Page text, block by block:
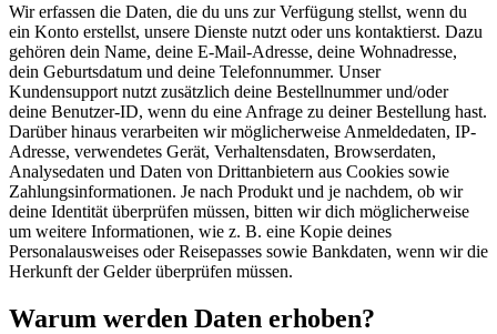
Wir erfassen die Daten, die du uns zur Verfügung stellst, wenn du
ein Konto erstellst, unsere Dienste nutzt oder uns kontaktierst. Dazu
gehören dein Name, deine E-Mail-Adresse, deine Wohnadresse,
dein Geburtsdatum und deine Telefonnummer. Unser
Kundensupport nutzt zusätzlich deine Bestellnummer und/oder
deine Benutzer-ID, wenn du eine Anfrage zu deiner Bestellung hast.
Darüber hinaus verarbeiten wir möglicherweise Anmeldedaten, IP-
Adresse, verwendetes Gerät, Verhaltensdaten, Browserdaten,
Analysedaten und Daten von Drittanbietern aus Cookies sowie
Zahlungsinformationen. Je nach Produkt und je nachdem, ob wir
deine Identität überprüfen müssen, bitten wir dich möglicherweise
um weitere Informationen, wie z. B. eine Kopie deines
Personalausweises oder Reisepasses sowie Bankdaten, wenn wir die
Herkunft der Gelder überprüfen müssen.
Warum werden Daten erhoben?